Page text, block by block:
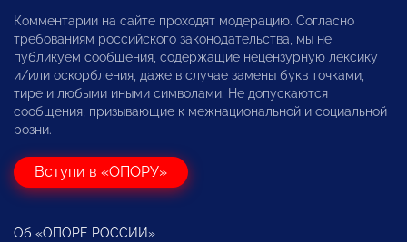
Комментарии на сайте проходят модерацию. Согласно
требованиям российского законодательства, мы не
публикуем сообщения, содержащие нецензурную лексику
и/или оскорбления, даже в случае замены букв точками,
тире и любыми иными символами. Не допускаются
сообщения, призывающие к межнациональной и социальной
розни.
Вступи в «ОПОРУ»
Об «ОПОРЕ РОССИИ»